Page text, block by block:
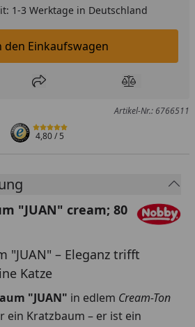
1-3 Werktage in Deutschland
In den Einkaufswagen legen
den Einkaufswagen
Wunschliste hinzufügen
Teilen Produkt
Artikel-Nr.: 6766511
4,80/ 5
"JUAN" cream; 80
"JUAN" – Eleganz trifft
Katze
"JUAN" in edlem Cream-Ton
ein Kratzbaum – er ist ein